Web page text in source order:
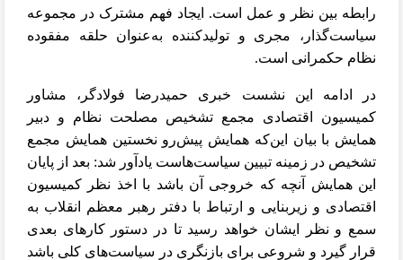
رابطه بین نظر و عمل است. ایجاد فهم مشترک در مجموعه
سیاستگذار، مجری و تولیدکننده به‌عنوان حلقه مفقوده
نظام حکمرانی است.
در ادامه این نشست خبری حمیدرضا فولادگر، مشاور
کمیسیون اقتصادی مجمع تشخیص مصلحت نظام و دبیر
همایش با بیان این‌که همایش پیش‌رو نخستین همایش مجمع
تشخیص در زمینه تبیین سیاست‌هاست یادآور شد: بعد از پایان
این همایش آنچه که خروجی آن باشد با اخذ نظر کمیسیون
اقتصادی و زیربنایی و ارتباط با دفتر رهبر معظم انقلاب به
سمع و نظر ایشان خواهد رسید تا در دستور کارهای بعدی
قرار گیرد و شروعی برای بازنگری در سیاست‌های کلی باشد